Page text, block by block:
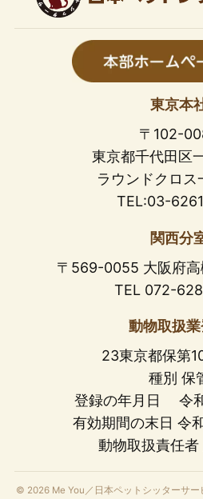
東京本
〒102-
東京都千代田区
ラウンドクロス
TEL:03-
関西分
〒569-0055 大阪府
TEL 072-
動物取扱
23東京都保第
種別 保
登録の年月日 令
有効期間の末日 令
動物取扱責任者
© 2026 Me You／日本ペットシッターサー